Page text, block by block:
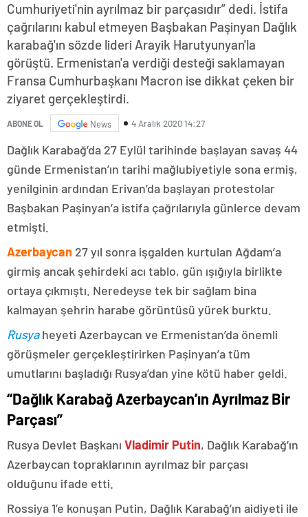
Cumhuriyeti'nin ayrılmaz bir parçasıdır” dedi. İstifa
çağrılarını kabul etmeyen Başbakan Paşinyan Dağlık
karabağ'ın sözde lideri Arayik Harutyunyan'la
görüştü. Ermenistan'a verdiği desteği saklamayan
Fransa Cumhurbaşkanı Macron ise dikkat çeken bir
ziyaret gerçekleştirdi.
ABONE OL News 4 Aralık 2020 14:27
Dağlık Karabağ’da 27 Eylül tarihinde başlayan savaş 44
günde Ermenistan’ın tarihi mağlubiyetiyle sona ermiş,
yenilginin ardından Erivan’da başlayan protestolar
Başbakan Paşinyan’a istifa çağrılarıyla günlerce devam
etmişti.
Azerbaycan 27 yıl sonra işgalden kurtulan Ağdam’a
girmiş ancak şehirdeki acı tablo, gün ışığıyla birlikte
ortaya çıkmıştı. Neredeyse tek bir sağlam bina
kalmayan şehrin harabe görüntüsü yürek burktu.
Rusyaheyeti Azerbaycan ve Ermenistan’da önemli
görüşmeler gerçekleştirirken Paşinyan’a tüm
umutlarını başladığı Rusya’dan yine kötü haber geldi.
“Dağlık Karabağ Azerbaycan’ın Ayrılmaz Bir
Parçası”
Rusya Devlet Başkanı Vladimir Putin, Dağlık Karabağ’ın
Azerbaycan topraklarının ayrılmaz bir parçası
olduğunu ifade etti.
Rossiya 1’e konuşan Putin, Dağlık Karabağ’ın aidiyeti ile